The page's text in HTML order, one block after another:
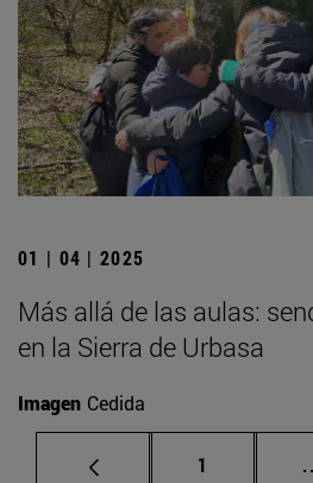
01 | 04 | 2025
Más allá de las aulas:
en la Sierra de Urbasa
Imagen Cedida
Página
1